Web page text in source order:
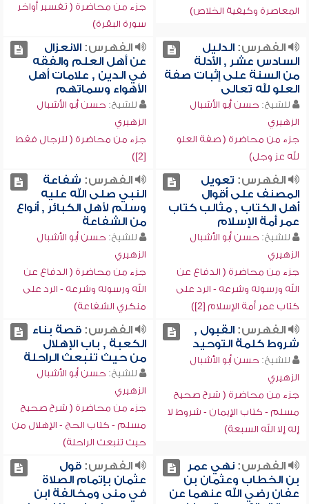
المعاصرة وكيفية الخلاص)
جزء من محاضرة ( تفسير أواخر
سورة البقرة)
الفهرس:الدليل
السادس عشر , الأدلة
من السنة على إثبات صفة
العلو لله تعالى
للشيخ: حسن أبو الأشبال
الزهيري
جزء من محاضرة ( صفة العلو
لله عز وجل)
الفهرس:الانعزال
عن أهل العلم والفقه
في الدين , علامات أهل
الأهواء وسماتهم
للشيخ: حسن أبو الأشبال
الزهيري
جزء من محاضرة ( للرجال فقط
[2])
الفهرس: تعويل
المصنف على أقوال
أهل الكتاب , مثالب كتاب
عمر أمة الإسلام
للشيخ: حسن أبو الأشبال
الزهيري
جزء من محاضرة ( الدفاع عن
الله ورسوله وشرعه - الرد على
كتاب عمر أمة الإسلام [2])
الفهرس: شفاعة
النبي صلى الله عليه
وسلم لأهل الكبائر , أنواع
من الشفاعة
للشيخ: حسن أبو الأشبال
الزهيري
جزء من محاضرة ( الدفاع عن
الله ورسوله وشرعه - الرد على
منكري الشفاعة)
الفهرس:القبول ,
شروط كلمة التوحيد
للشيخ: حسن أبو الأشبال
الزهيري
جزء من محاضرة ( شرح صحيح
مسلم - كتاب الإيمان - شروط لا
إله إلا الله السبعة)
الفهرس:قصة بناء
الكعبة , باب الإهلال
من حيث تنبعث الراحلة
للشيخ: حسن أبو الأشبال
الزهيري
جزء من محاضرة ( شرح صحيح
مسلم - كتاب الحج - الإهلال من
حيث تنبعث الراحلة)
الفهرس:نهي عمر
بن الخطاب وعثمان بن
عفان رضي الله عنهما عن
الفهرس:قول
عثمان بإتمام الصلاة
في منى ومخالفة ابن